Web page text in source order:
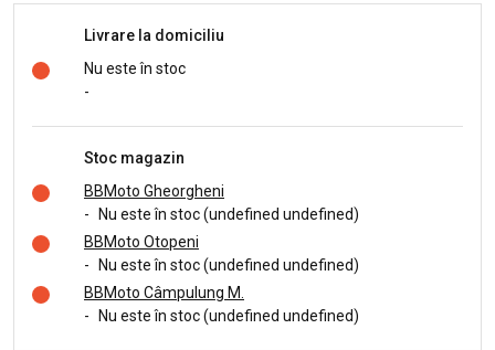
Livrare la domiciliu
Nu este în stoc
-
Stoc magazin
BBMoto Gheorgheni
-
Nu este în stoc (undefined undefined)
BBMoto Otopeni
-
Nu este în stoc (undefined undefined)
BBMoto Câmpulung M.
-
Nu este în stoc (undefined undefined)